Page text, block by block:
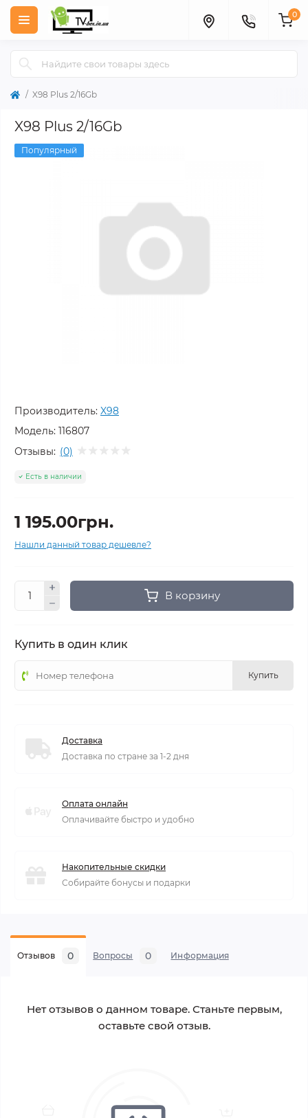
0
X98 Plus 2/16Gb
X98 Plus 2/16Gb
Популярный
Производитель: X98
Модель: 116807
Отзывы: (0)
Есть в наличии
1 195.00грн.
Нашли данный товар дешевле?
В корзину
Купить в один клик
Купить
Доставка
Доставка по стране за 1-2 дня
Оплата онлайн
Оплачивайте быстро и удобно
Накопительные скидки
Собирайте бонусы и подарки
Отзывов 0 Вопросы 0 Информация
Нет отзывов о данном товаре. Станьте первым,
оставьте свой отзыв.